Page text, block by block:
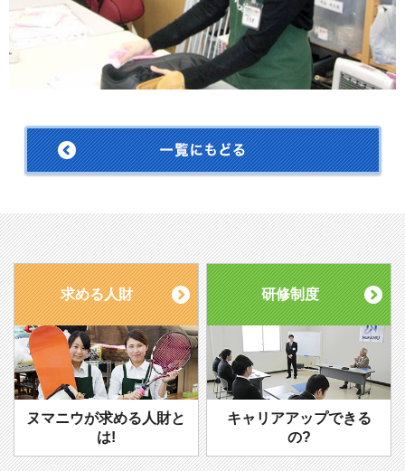
求める人財
ヌマニウが求める人財と
は!
研修制度
キャリアアップできる
の?